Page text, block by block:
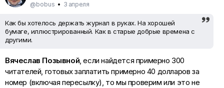
@bobus • 3 апреля
Как бы хотелось держать журнал в руках. На хорошей
бумаге, иллюстрированный. Как в старые добрые времена с
другими.
Вячеслав Позывной, если найдется примерно 300
читателей, готовых заплатить примерно 40 долларов за
номер (включая пересылку), то мы проверим или это не